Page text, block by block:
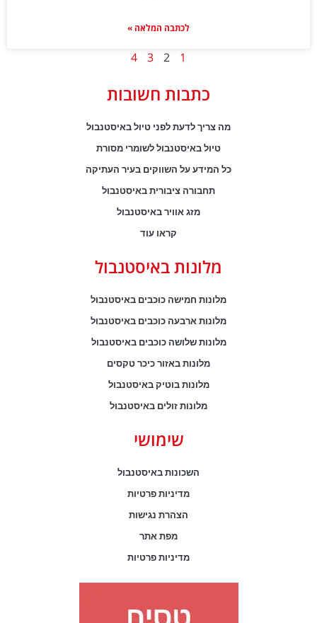
לכתבה המלאה »
1
2
3
4
כתבות חשובות
מה צריך לדעת לפני טיול באיסטנבול
טיול באיסטנבול לשומרי מסורת
כל המידע על השווקים בעיר העתיקה
תחבורה ציבורית באיסטנבול
מזג אוויר באיסטנבול
קראו עוד
מלונות באיסטנבול
מלונות חמישה כוכבים באיסטנבול
מלונות ארבעה כוכבים באיסטנבול
מלונות שלושה כוכבים באיסטנבול
מלונות באזור כיכר טקסים
מלונות בוטיק באיסטנבול
מלונות זולים באיסטנבול
שימושי
השכונות באיסטנבול
מדיניות פרטיות
הצהרת נגישות
מפת אתר
מדיניות פרטיות